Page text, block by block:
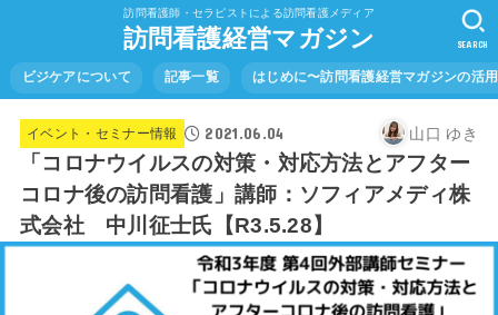
訪問看護師・セラピストによる訪問看護メディア
訪問看護経営マガジン
ビジケアについて 記事一覧 はじめに〜訪問看護経営マガジンの活
SEARCH
イベント・セミナー情報 2021.06.04 山口 ゆき
「コロナウイルスの対策・対応方法とアフター
コロナ後の訪問看護」講師：ソフィアメディ株
式会社 中川征士氏【R3.5.28】